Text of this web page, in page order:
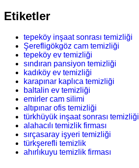
Etiketler
tepeköy inşaat sonrası temizliği
Şerefligökgöz cam temizliği
tepeköy ev temizliği
sındıran pansiyon temizliği
kadıköy ev temizliği
karapınar kaplıca temizliği
baltalin ev temizliği
emirler cam silimi
altıpınar ofis temizliği
türkhüyük inşaat sonrası temizliği
alahacılı temizlik firması
sırçasaray işyeri temizliği
türkşerefli temizlik
ahırlıkuyu temizlik firması